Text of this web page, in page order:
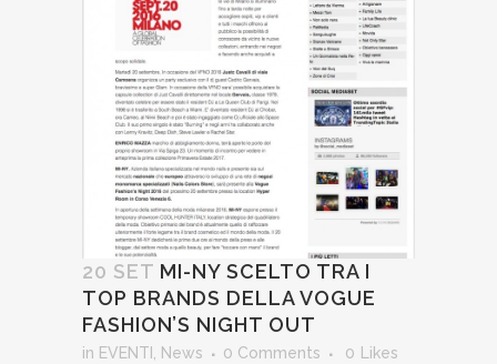
20 SET MI-NY SCELTO TRA I
TOP BRANDS DELLA VOGUE
FASHION’S NIGHT OUT
in EVENTI News 0 Comments 0 Likes